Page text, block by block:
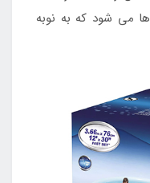
می شود که به نوبه